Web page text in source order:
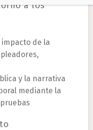
a los
de la
y la narrativa
mediante la